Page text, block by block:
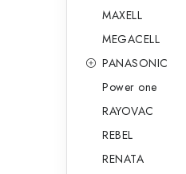
MAXELL
MEGACELL
PANASONIC
Power one
RAYOVAC
REBEL
RENATA